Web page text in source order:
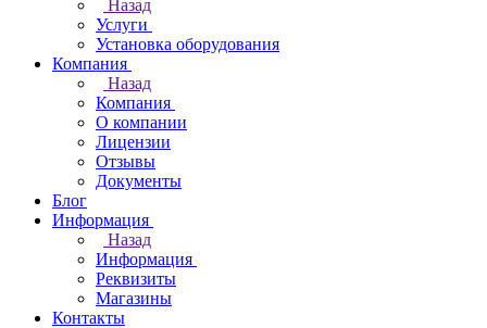
Назад
Услуги
Установка оборудования
Компания
Назад
Компания
О компании
Лицензии
Отзывы
Документы
Блог
Информация
Назад
Информация
Реквизиты
Магазины
Контакты